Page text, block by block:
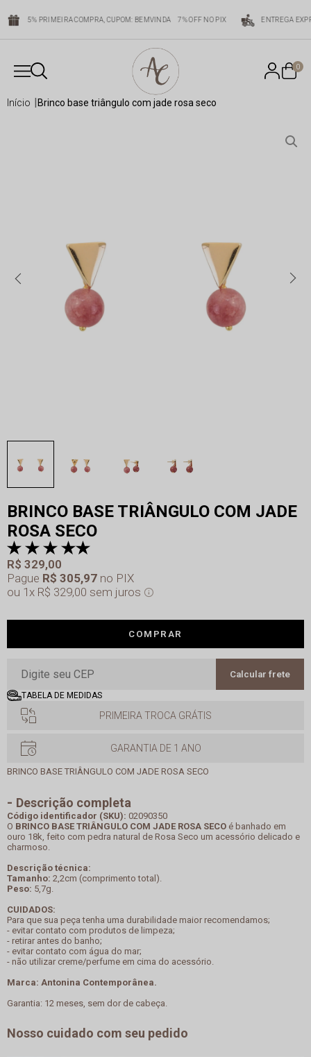
5% PRIMEIRA COMPRA, CUPOM: BEMVINDA 7% OFF NO PIX ENTREGA
0
início brinco base triângulo com jade rosa seco
BRINCO BASE TRIÂNGULO COM JADE
ROSA SECO
Pague R$ 305,97no PIX
R$ 329,00
1x R$ 329,00 sem juros
COMPRAR
Calcular frete
TABELA DE MEDIDAS
PRIMEIRA TROCA GRÁTIS
GARANTIA DE 1 ANO
BRINCO BASE TRIÂNGULO COM JADE ROSA SECO
Descrição completa
Código identificador (SKU): 02090350
O BRINCO BASE TRIÂNGULO COM JADE ROSA SECOé banhado em
ouro 18k, feito com pedra natural de Rosa Seco um acessório delicado e
charmoso.
Descrição técnica:
Tamanho: 2,2cm (comprimento total).
Peso: 5,7g.
CUIDADOS:
Para que sua peça tenha uma durabilidade maior recomendamos;
- evitar contato com produtos de limpeza;
- retirar antes do banho;
- evitar contato com água do mar;
- não utilizar creme/perfume em cima do acessório.
Marca: Antonina Contemporânea.
Garantia: 12 meses, sem dor de cabeça.
Nosso cuidado com seu pedido